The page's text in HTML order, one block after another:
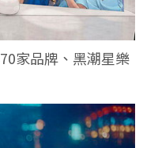
家品牌、黑潮星樂